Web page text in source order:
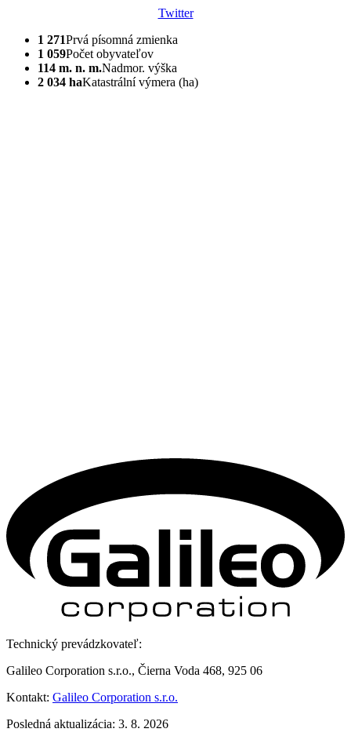
Twitter
1 271Prvá písomná zmienka
1 059Počet obyvateľov
114 m. n. m.Nadmor. výška
2 034 haKatastrální výmera (ha)
Technický prevádzkovateľ:
Galileo Corporation s.r.o., Čierna Voda 468, 925 06
Kontakt: Galileo Corporation s.r.o.
Posledná aktualizácia: 3. 8. 2026